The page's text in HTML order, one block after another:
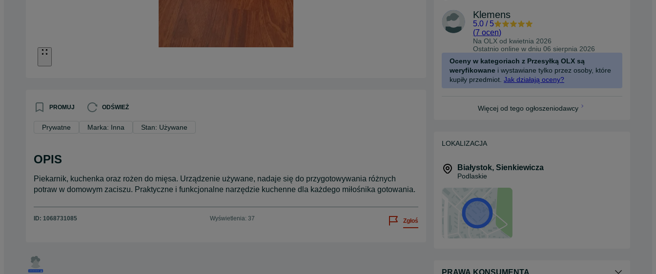
PROMUJ ODŚWIEŻ
Prywatne Marka: Inna Stan: Używane
OPIS
Piekarnik, kuchenka oraz rożen do mięsa. Urządzenie używane, nadaje się do przygotowywania różnych
potraw w domowym zaciszu. Praktyczne i funkcjonalne narzędzie kuchenne dla każdego miłośnika gotowania.
ID: 1068731085 Wyświetlenia: 37 Zgłoś
Klemens
5.0 / 5
(7 ocen)
Na OLX od kwietnia 2026
Ostatnio online w dniu 06 sierpnia 2026
Oceny w kategoriach z Przesyłką OLX są
weryfikowane i wystawiane tylko przez osoby, które
kupiły przedmiot. Jak działają oceny?
Więcej od tego ogłoszeniodawcy
LOKALIZACJA
Białystok, Sienkiewicza
Podlaskie
PRAWA KONSUMENTA